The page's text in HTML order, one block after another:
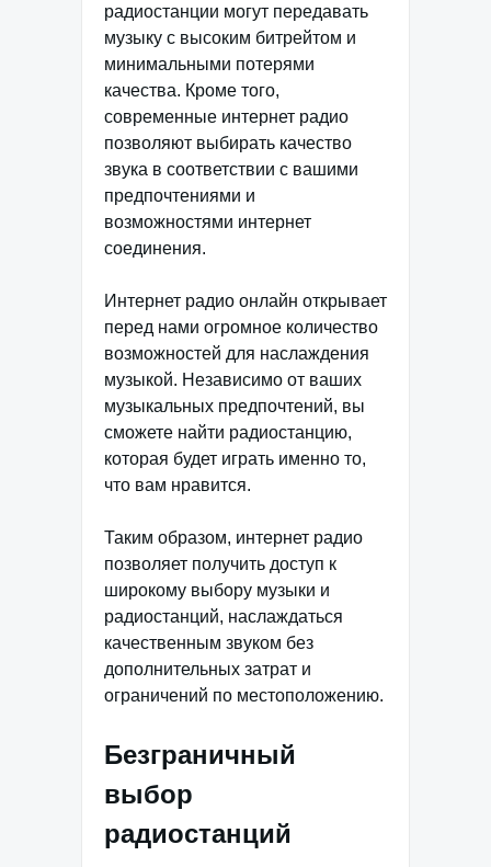
радиостанции могут передавать
музыку с высоким битрейтом и
минимальными потерями
качества. Кроме того,
современные интернет радио
позволяют выбирать качество
звука в соответствии с вашими
предпочтениями и
возможностями интернет
соединения.
Интернет радио онлайн открывает
перед нами огромное количество
возможностей для наслаждения
музыкой. Независимо от ваших
музыкальных предпочтений, вы
сможете найти радиостанцию,
которая будет играть именно то,
что вам нравится.
Таким образом, интернет радио
позволяет получить доступ к
широкому выбору музыки и
радиостанций, наслаждаться
качественным звуком без
дополнительных затрат и
ограничений по местоположению.
Безграничный
выбор
радиостанций